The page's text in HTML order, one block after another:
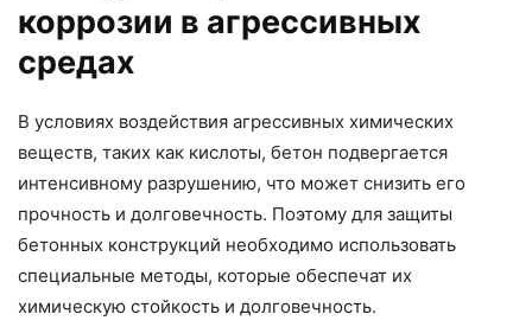
коррозии в агрессивных
средах
В условиях воздействия агрессивных химических
веществ, таких как кислоты, бетон подвергается
интенсивному разрушению, что может снизить его
прочность и долговечность. Поэтому для защиты
бетонных конструкций необходимо использовать
специальные методы, которые обеспечат их
химическую стойкость и долговечность.